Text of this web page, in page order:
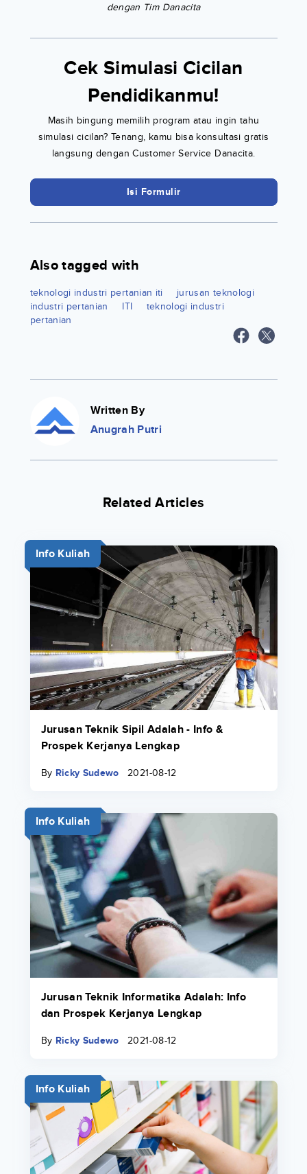
dengan Tim Danacita
Cek Simulasi Cicilan
Pendidikanmu!
Masih bingung memilih program atau ingin tahu
simulasi cicilan? Tenang, kamu bisa konsultasi gratis
langsung dengan Customer Service Danacita.
Isi Formulir
Also tagged with
teknologi industri pertanian iti
jurusan teknologi
industri pertanian
ITI
teknologi industri
pertanian
Written By
Anugrah Putri
Related Articles
Info Kuliah
Jurusan Teknik Sipil Adalah - Info &
Prospek Kerjanya Lengkap
By Ricky Sudewo 2021-08-12
Info Kuliah
Jurusan Teknik Informatika Adalah: Info
dan Prospek Kerjanya Lengkap
By Ricky Sudewo 2021-08-12
Info Kuliah